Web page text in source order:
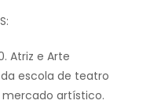
Atriz e Arte
escola de teatro
mercado artístico.